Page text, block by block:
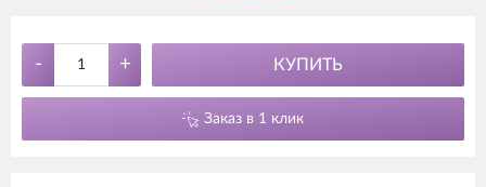
- + КУПИТЬ
Заказ в 1 клик